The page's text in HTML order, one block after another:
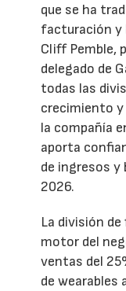
que se ha
facturación y
Cliff Pemble,
delegado de
todas las
crecimiento y
la compañía
aporta
de ingresos y
2026.
La división
motor del
ventas del
de wearables